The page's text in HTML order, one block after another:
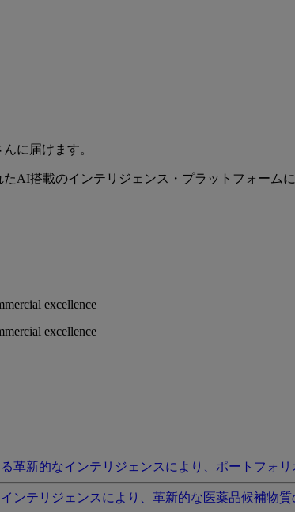
に届けます。
AI搭載のインテリジェンス・プラットフォーム
excellence
excellence
革新的なインテリジェンスにより、ポートフォリ
ンテリジェンスにより、革新的な医薬品候補物